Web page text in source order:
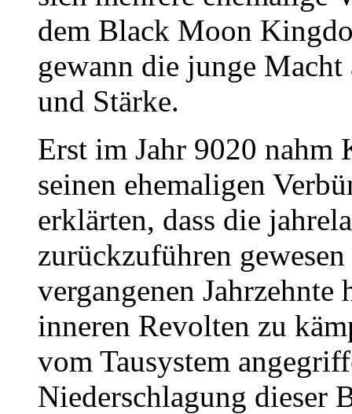
dem Black Moon
gewann die junge
und Stärke.
Erst im Jahr 9020
seinen ehemaligen
erklärten, dass die
zurückzuführen
vergangenen Jahrzehnte
inneren Revolten zu
vom Tausystem
Niederschlagung dieser